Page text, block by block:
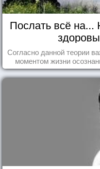
Послать всё на...
Согласно данной теории
моментом жизни
попробуем